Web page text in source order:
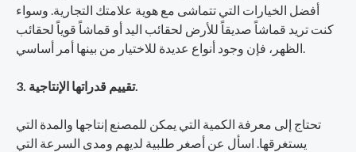
أفضل الخيارات التي تتماشى مع هوية علامتك التجارية. وسواء
كنت تريد قماشاً صديقاً للأرض لحقائب اليد أو قماشاً قوياً لحقائب
الظهر، فإن وجود أنواع عديدة للاختيار من بينها أمر أساسي.
3. تقييم قدراتها الإنتاجية.
تحتاج إلى معرفة الكمية التي يمكن للمصنع إنتاجها والمدة التي
يستغرقها. اسأل عن أصغر طلبية لديهم ومدى السرعة التي